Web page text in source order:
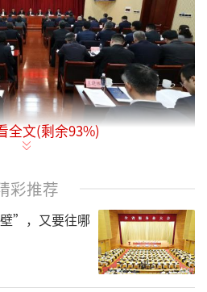
大会在济南召开。会议
特色社会主义思想为指
的二十大和二十届历次全
国自然资源工作会议和全
全文(剩余93%)
彩推荐
”，又要往哪